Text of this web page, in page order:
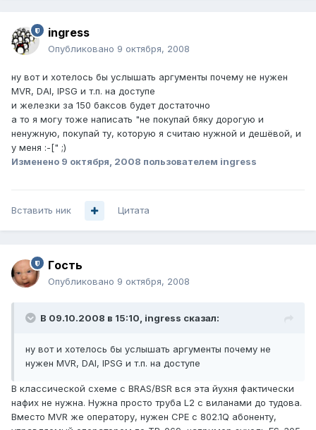
ingress
Опубликовано 9 октября, 2008
ну вот и хотелось бы услышать аргументы почему не нужен
MVR, DAI, IPSG и т.п. на доступе
и железки за 150 баксов будет достаточно
а то я могу тоже написать "не покупай бяку дорогую и
ненужную, покупай ту, которую я считаю нужной и дешёвой, и
у меня :-[" ;)
Изменено 9 октября, 2008 пользователем ingress
Вставить ник Цитата
Гoсть
Опубликовано 9 октября, 2008
В 09.10.2008 в 15:10, ingress сказал:
ну вот и хотелось бы услышать аргументы почему не
нужен MVR, DAI, IPSG и т.п. на доступе
В классической схеме с BRAS/BSR вся эта йухня фактически
нафих не нужна. Нужна просто труба L2 с виланами до тудова.
Вместо MVR же оператору, нужен CPE с 802.1Q абоненту,